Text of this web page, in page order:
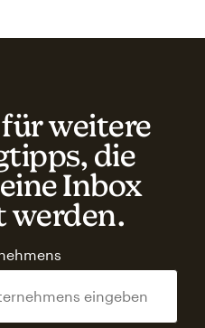
weitere
die
Inbox
werden.